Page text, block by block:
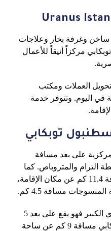
وغرفة بخار وعلاجات
مركزاً أنيقاً للأعمال
العملات ومكتب
على مدار 24 ساعة في اليوم. وتتوفر خدمة
توبكابي
على بعد مسافة
الترام والمتروباص. كما
يبعد سي ان آر اكسبو سنتر مسافة 11.4 كم عن مكان الإقامة،
مسافة 4.5 كم.
أما مركز Marmara Forum التجاري الكبير فهو يقع على بعد 5
كم، ويبعد ميركيور اسطنبول توبكابي مسافة 9 كم عن ساحة